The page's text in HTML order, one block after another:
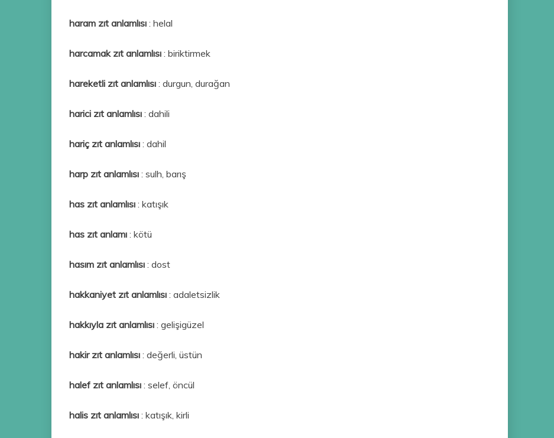
haram zıt anlamlısı : helal
harcamak zıt anlamlısı : biriktirmek
hareketli zıt anlamlısı : durgun, durağan
harici zıt anlamlısı : dahili
hariç zıt anlamlısı : dahil
harp zıt anlamlısı : sulh, barış
has zıt anlamlısı : katışık
has zıt anlamı : kötü
hasım zıt anlamlısı : dost
hakkaniyet zıt anlamlısı : adaletsizlik
hakkıyla zıt anlamlısı : gelişigüzel
hakir zıt anlamlısı : değerli, üstün
halef zıt anlamlısı : selef, öncül
halis zıt anlamlısı : katışık, kirli